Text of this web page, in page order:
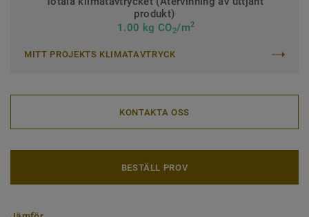
produkt)
1.00 kg CO2/m2
MITT PROJEKTS KLIMATAVTRYCK
KONTAKTA OSS
BESTÄLL PROV